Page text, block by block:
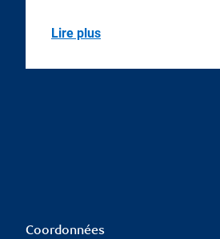
Lire plus
Coordonnées